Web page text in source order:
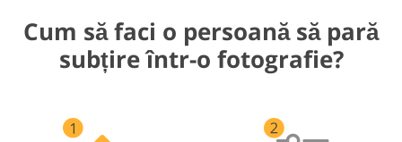
Cum să faci o persoană să pară
subțire într-o fotografie?